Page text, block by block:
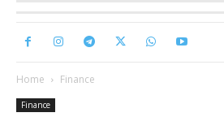
Home Finance
Finance